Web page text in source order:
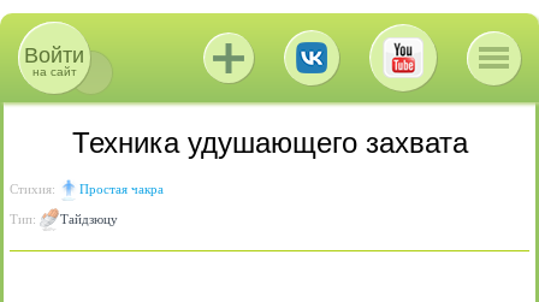
Войти
на сайт
Техника удушающего захвата
Стихия: Простая чакра
Тип: Тайдзюцу